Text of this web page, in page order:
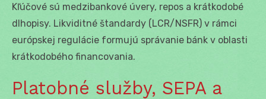
Kľúčové sú medzibankové úvery, repos a krátkodobé
dlhopisy. Likviditné štandardy (LCR/NSFR) v rámci
európskej regulácie formujú správanie bánk v oblasti
krátkodobého financovania.
Platobné služby, SEPA a